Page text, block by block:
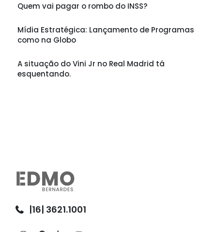
Quem vai pagar o rombo do INSS?
Mídia Estratégica: Lançamento de Programas
como na Globo
A situação do Vini Jr no Real Madrid tá
esquentando.
|16| 3621.1001